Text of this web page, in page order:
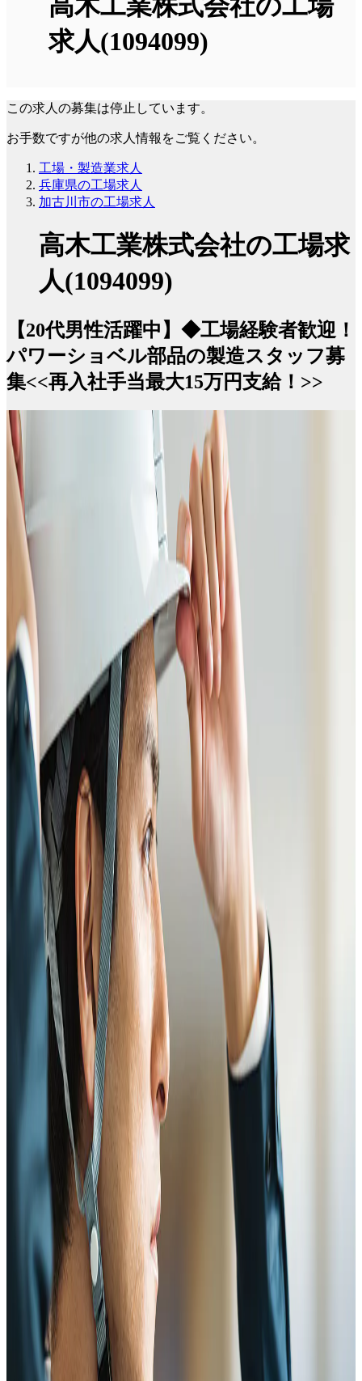
求人(1094099)
この求人の募集は停止しています。
お手数ですが他の求人情報をご覧ください。
工場・製造業求人
兵庫県の工場求人
加古川市の工場求人
高木工業株式会社の工場求
人(1094099)
【20代男性活躍中】◆工場経験者歓迎！
パワーショベル部品の製造スタッフ募
集<<再入社手当最大15万円支給！>>